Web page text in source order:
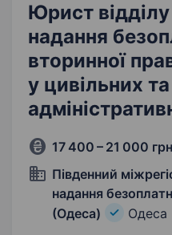
Юрист відділу
надання
вторинної
у цивільних та
17 400 – 21 000 грн
Південний
надання
(Одеса)
Одеса